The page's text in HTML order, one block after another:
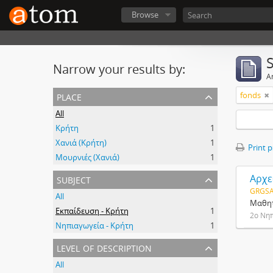
Browse
Narrow your results by:
place
All
Κρήτη
1
Χανιά (Κρήτη)
1
Μουρνιές (Χανιά)
1
subject
All
Εκπαίδευση - Κρήτη
1
Νηπιαγωγεία - Κρήτη
1
level of description
All
fonds
Print
2ο